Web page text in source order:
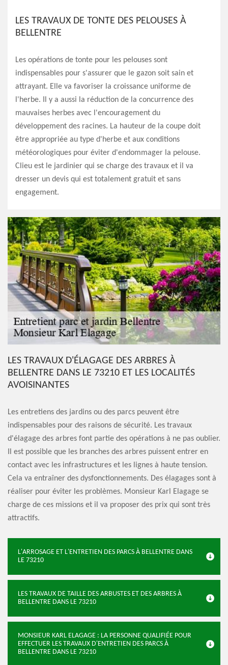
LES TRAVAUX DE TONTE DES PELOUSES À
BELLENTRE
Les opérations de tonte pour les pelouses sont
indispensables pour s'assurer que le gazon soit sain et
attrayant. Elle va favoriser la croissance uniforme de
l'herbe. Il y a aussi la réduction de la concurrence des
mauvaises herbes avec l'encouragement du
développement des racines. La hauteur de la coupe doit
être appropriée au type d'herbe et aux conditions
météorologiques pour éviter d'endommager la pelouse.
Clieu est le jardinier qui se charge des travaux et il va
dresser un devis qui est totalement gratuit et sans
engagement.
LES TRAVAUX D'ÉLAGAGE DES ARBRES À
BELLENTRE DANS LE 73210 ET LES LOCALITÉS
AVOISINANTES
Les entretiens des jardins ou des parcs peuvent être
indispensables pour des raisons de sécurité. Les travaux
d'élagage des arbres font partie des opérations à ne pas oublier.
Il est possible que les branches des arbres puissent entrer en
contact avec les infrastructures et les lignes à haute tension.
Cela va entraîner des dysfonctionnements. Des élagages sont à
réaliser pour éviter les problèmes. Monsieur Karl Elagage se
charge de ces missions et il va proposer des prix qui sont très
attractifs.
L'ARROSAGE ET L'ENTRETIEN DES PARCS À BELLENTRE DANS
LE 73210
LES TRAVAUX DE TAILLE DES ARBUSTES ET DES ARBRES À
BELLENTRE DANS LE 73210
MONSIEUR KARL ELAGAGE : LA PERSONNE QUALIFIÉE POUR
EFFECTUER LES TRAVAUX D'ENTRETIEN DES PARCS À
BELLENTRE DANS LE 73210